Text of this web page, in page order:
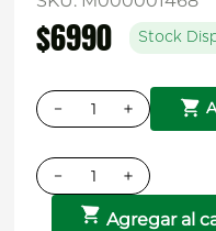
$6990 Stock
＋
－
＋
－
Agregar al